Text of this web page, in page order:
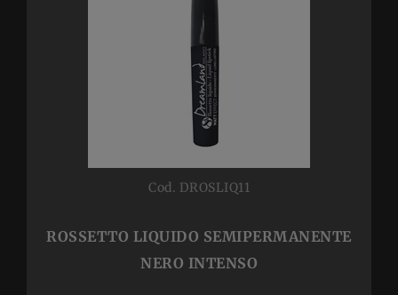
Cod. DROSLIQ11
ROSSETTO LIQUIDO SEMIPERMANENTE
NERO INTENSO